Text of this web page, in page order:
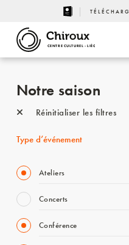
CENTRE CULTUREL - LIÈGE
Notre saison
Réinitialiser les filtres
Type d’événement
Ateliers
Concerts
Conférence